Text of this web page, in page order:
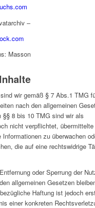
–
Masson
wir gemäß § 7 Abs.1 TMG
nach den allgemeinen
§§ 8 bis 10 TMG sind wir als
nicht verpflichtet, übermittelte
zu überwachen
die auf eine rechtswidrige
oder Sperrung der
allgemeinen Gesetzen
Haftung ist jedoch
einer konkreten